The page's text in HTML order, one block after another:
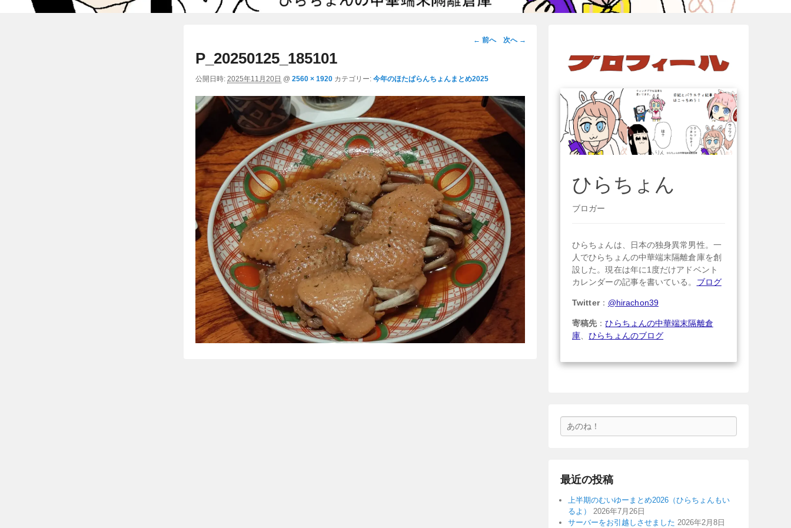
画
ビ
ゲ
ー
シ
ョ
ン
← 前へ 次へ →
P_20250125_185101
公開日時: 2025年11月20日 @ 2560 × 1920 カテゴリー: 今年のほたぱらんちょんまとめ2025
ひらちょん
ブロガー
ひらちょんは、日本の独身異常男性。一
人でひらちょんの中華端末隔離倉庫を創
設した。現在は年に1度だけアドベント
カレンダーの記事を書いている。 ブログ
Twitter： @hirachon39
寄稿先 ：ひらちょんの中華端末隔離倉
庫 、ひらちょんのブログ
索
最近の投稿
上半期のむいゆーまとめ2026（ひらちょんもい
るよ）
2026年7月26日
サーバーをお引越しさせました 2026年2月8日